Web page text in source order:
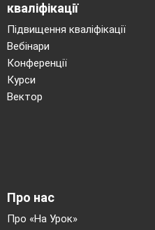
кваліфікації
Підвищення кваліфікації
Вебінари
Конференції
Курси
Вектор
Про нас
Про «На Урок»